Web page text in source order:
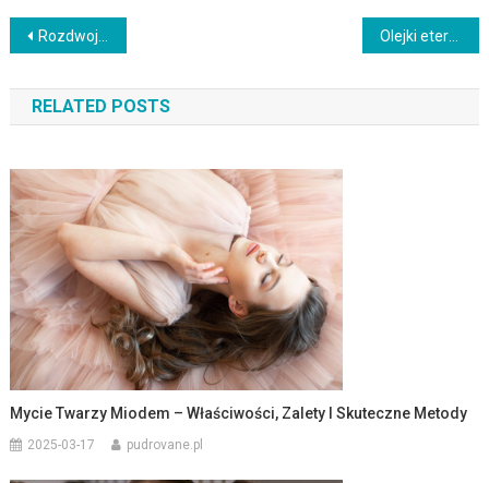
Nawigacja
wpisu
Rozdwojone włosy – przyczyny, skutki i sposoby pielęgnacji Olejki eteryczne – właściwości, zastosowanie i korzyści zdrowotne
RELATED POSTS
Mycie Twarzy Miodem – Właściwości, Zalety I Skuteczne Metody
2025-03-17 pudrovane.pl